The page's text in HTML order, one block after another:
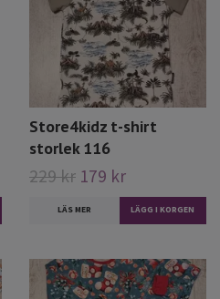
Store4kidz t-shirt
storlek 116
229 kr 179 kr
LÄS MER